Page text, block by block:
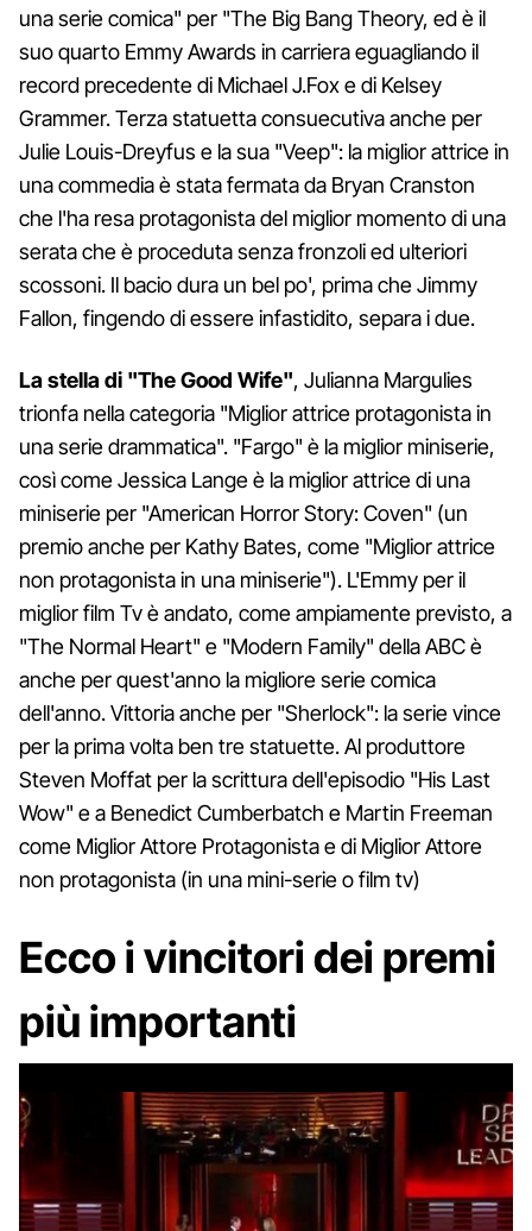
una serie comica" per "The Big Bang Theory, ed è il
suo quarto Emmy Awards in carriera eguagliando il
record precedente di Michael J.Fox e di Kelsey
Grammer. Terza statuetta consuecutiva anche per
Julie Louis-Dreyfus e la sua "Veep": la miglior attrice in
una commedia è stata fermata da Bryan Cranston
che l'ha resa protagonista del miglior momento di una
serata che è proceduta senza fronzoli ed ulteriori
scossoni. Il bacio dura un bel po', prima che Jimmy
Fallon, fingendo di essere infastidito, separa i due.
La stella di "The Good Wife", Julianna Margulies
trionfa nella categoria "Miglior attrice protagonista in
una serie drammatica". "Fargo" è la miglior miniserie,
così come Jessica Lange è la miglior attrice di una
miniserie per "American Horror Story: Coven" (un
premio anche per Kathy Bates, come "Miglior attrice
non protagonista in una miniserie"). L'Emmy per il
miglior film Tv è andato, come ampiamente previsto, a
"The Normal Heart" e "Modern Family" della ABC è
anche per quest'anno la migliore serie comica
dell'anno. Vittoria anche per "Sherlock": la serie vince
per la prima volta ben tre statuette. Al produttore
Steven Moffat per la scrittura dell'episodio "His Last
Wow" e a Benedict Cumberbatch e Martin Freeman
come Miglior Attore Protagonista e di Miglior Attore
non protagonista (in una mini-serie o film tv)
Ecco i vincitori dei premi
più importanti